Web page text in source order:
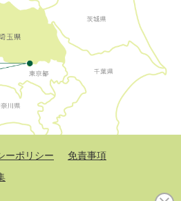
ーポリシー
免責事項